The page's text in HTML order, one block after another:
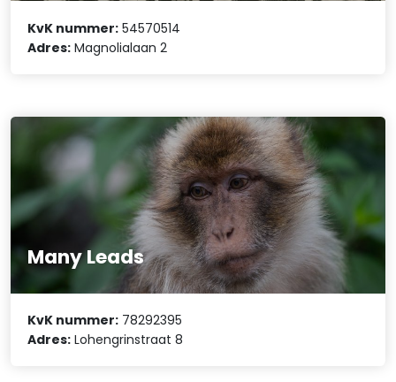
KvK nummer: 54570514
Adres: Magnolialaan 2
Many Leads
KvK nummer: 78292395
Adres: Lohengrinstraat 8